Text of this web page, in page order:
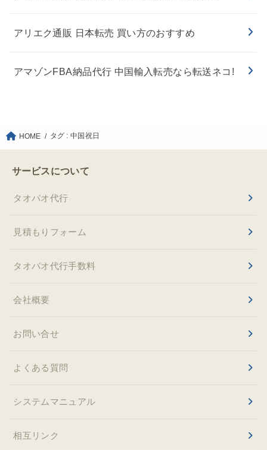
アリエク通販 日本転売 買い方のおすすめ
アマゾンFBA納品代行 中国輸入転売なら転送ネコ!
HOME タグ : 中国祝日
サービスについて
タオバオ代行
見積もりフォーム
タオバオ代行手数料
会社概要
お問い合せ
よくある質問
システムマニュアル
相互リンク